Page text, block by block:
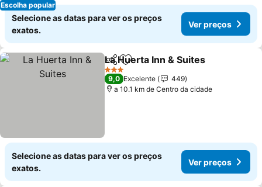
Escolha popular
Selecione as datas para ver os preços
exatos.
Ver preços
PartilharAdicionar aos favoritos
La Huerta Inn & Suites
3 Estrelas
9,0 Excelente
449
a 10.1 km de Centro da cidade
Selecione as datas para ver os preços
exatos.
Ver preços